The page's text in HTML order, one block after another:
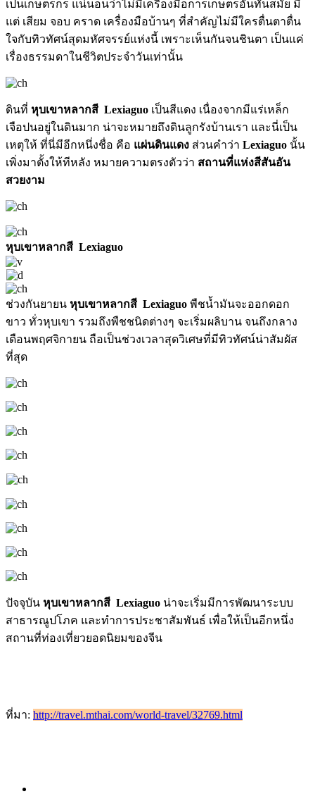
เป็นเกษตรกร แน่นอนว่าไม่มีเครื่องมือการเกษตรอันทันสมัย มี
แต่ เสียม จอบ คราด เครื่องมือบ้านๆ ที่สำคัญไม่มีใครตื่นตาตื่น
ใจกับทิวทัศน์สุดมหัศจรรย์แห่งนี้ เพราะเห็นกันจนชินตา เป็นแค่
เรื่องธรรมดาในชีวิตประจำวันเท่านั้น
ดินที่ หุบเขาหลากสี Lexiaguo เป็นสีแดง เนื่องจากมีแร่เหล็ก
เจือปนอยู่ในดินมาก น่าจะหมายถึงดินลูกรังบ้านเรา และนี่เป็น
เหตุให้ ที่นี่มีอีกหนึ่งชื่อ คือ แผ่นดินแดง ส่วนคำว่า Lexiaguo นั้น
เพิ่งมาตั้งให้ทีหลัง หมายความตรงตัวว่า สถานที่แห่งสีสันอัน
สวยงาม
หุบเขาหลากสี Lexiaguo
ช่วงกันยายน หุบเขาหลากสี Lexiaguo พืชน้ำมันจะออกดอก
ขาว ทั่วหุบเขา รวมถึงพืชชนิดต่างๆ จะเริ่มผลิบาน จนถึงกลาง
เดือนพฤศจิกายน ถือเป็นช่วงเวลาสุดวิเศษที่มีทิวทัศน์น่าสัมผัส
ที่สุด
ปัจจุบัน หุบเขาหลากสี Lexiaguo น่าจะเริ่มมีการพัฒนาระบบ
สาธารณูปโภค และทำการประชาสัมพันธ์ เพื่อให้เป็นอีกหนึ่ง
สถานที่ท่องเที่ยวยอดนิยมของจีน
ที่มา: http://travel.mthai.com/world-travel/32769.html